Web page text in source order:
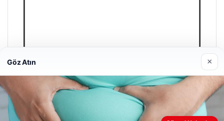
Enes Kaplan Avukatlık Bürosu
Göz Atın ×